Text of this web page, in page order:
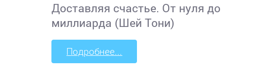
Доставляя счастье. От нуля до
миллиарда (Шей Тони)
Подробнее...